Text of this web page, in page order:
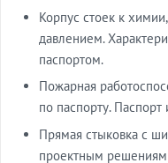
Корпус стоек к
давлением.
паспортом.
Пожарная
по паспорту.
Прямая стыковка с
проектным решениям